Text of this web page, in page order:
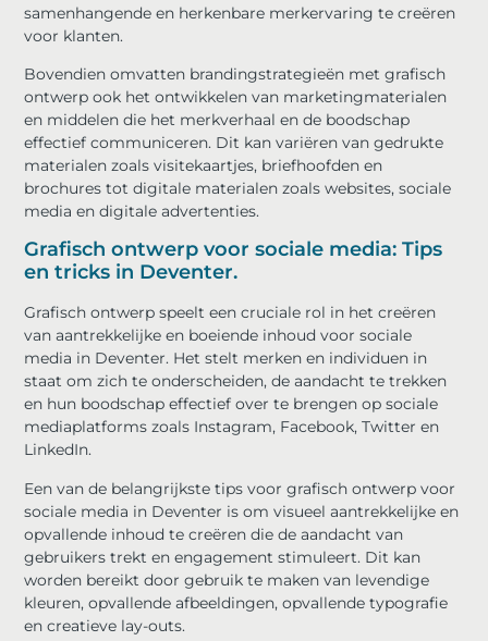
samenhangende en herkenbare merkervaring te creëren
voor klanten.
Bovendien omvatten brandingstrategieën met grafisch
ontwerp ook het ontwikkelen van marketingmaterialen
en middelen die het merkverhaal en de boodschap
effectief communiceren. Dit kan variëren van gedrukte
materialen zoals visitekaartjes, briefhoofden en
brochures tot digitale materialen zoals websites, sociale
media en digitale advertenties.
Grafisch ontwerp voor sociale media: Tips
en tricks in Deventer.
Grafisch ontwerp speelt een cruciale rol in het creëren
van aantrekkelijke en boeiende inhoud voor sociale
media in Deventer. Het stelt merken en individuen in
staat om zich te onderscheiden, de aandacht te trekken
en hun boodschap effectief over te brengen op sociale
mediaplatforms zoals Instagram, Facebook, Twitter en
LinkedIn.
Een van de belangrijkste tips voor grafisch ontwerp voor
sociale media in Deventer is om visueel aantrekkelijke en
opvallende inhoud te creëren die de aandacht van
gebruikers trekt en engagement stimuleert. Dit kan
worden bereikt door gebruik te maken van levendige
kleuren, opvallende afbeeldingen, opvallende typografie
en creatieve lay-outs.